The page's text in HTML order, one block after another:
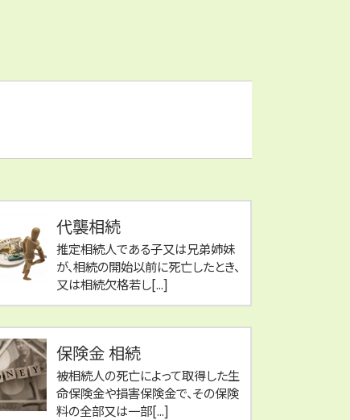
代襲相続
推定相続人である子又は兄弟姉妹
が、相続の開始以前に死亡したとき、
又は相続欠格若し[...]
保険金 相続
被相続人の死亡によって取得した生
命保険金や損害保険金で、その保険
料の全部又は一部[...]